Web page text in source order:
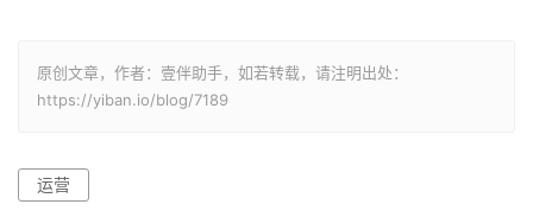
原创文章，作者：壹伴助手，如若转载，请注明出处：
https://yiban.io/blog/7189
运营